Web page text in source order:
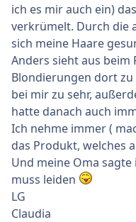
ich es mir auch ein)
verkrümelt. Durch die
sich meine Haare
Anders sieht aus beim
Blondierungen dort
bei mir zu sehr,
hatte danach auch
Ich nehme immer (
das Produkt, welches
Und meine Oma
muss leiden
LG
Claudia